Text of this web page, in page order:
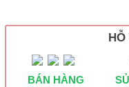
BÁN HÀNG